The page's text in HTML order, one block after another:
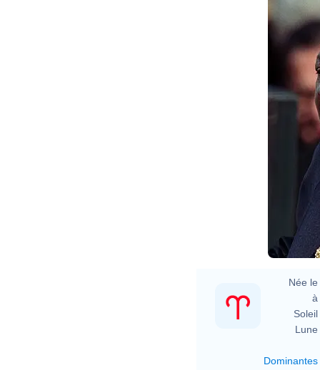
Née le
à
Soleil
Lune
Dominantes